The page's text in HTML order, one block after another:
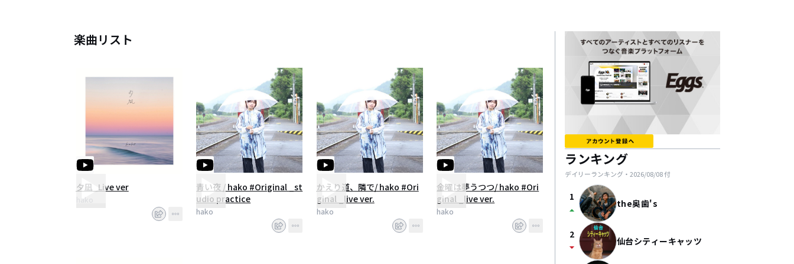
楽曲リスト
夕凪_Live ver
hako
青い夜 / hako #Original _st
udio practice
hako
かえり道、隣で/ hako #Ori
ginal _live ver.
hako
金曜は夢うつつ/ hako #Ori
ginal _live ver.
hako
ランキング
デイリーランキング・ 2026/08/08付
1
arrow_drop_up the奥歯's
2
arrow_drop_down 仙台シティーキャッツ